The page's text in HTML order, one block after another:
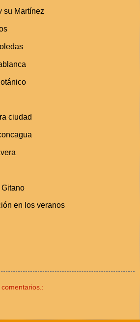
su Martínez
ciudad
Gitano
en los veranos
comentarios.: